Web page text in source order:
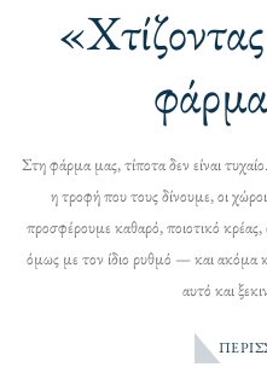
Στη φάρμα μας, τίποτα δεν είναι
η τροφή που τους δίνουμε, οι
προσφέρουμε καθαρό, ποιοτικό κρέας,
όμως με τον ίδιο ρυθμό — και ακόμα
αυτό και